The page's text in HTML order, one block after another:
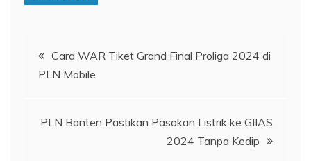
Navigasi
pos
Cara WAR Tiket Grand Final Proliga 2024 di
PLN Mobile
PLN Banten Pastikan Pasokan Listrik ke GIIAS
2024 Tanpa Kedip